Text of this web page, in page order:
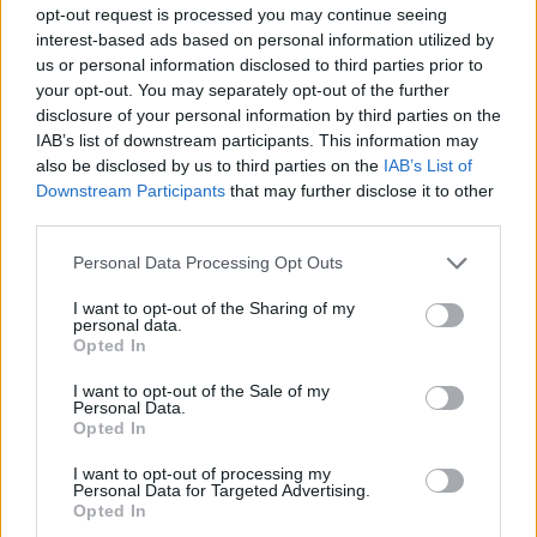
opt-out request is processed you may continue seeing
interest-based ads based on personal information utilized by
us or personal information disclosed to third parties prior to
your opt-out. You may separately opt-out of the further
disclosure of your personal information by third parties on the
IAB’s list of downstream participants. This information may
also be disclosed by us to third parties on the IAB’s List of
Downstream Participants that may further disclose it to other
Personal Data Processing Opt Outs
I want to opt-out of the Sharing of my
personal data.
Opted In
I want to opt-out of the Sale of my
Personal Data.
Opted In
I want to opt-out of processing my
Personal Data for Targeted Advertising.
Opted In
Kora šargarepe
Ako ljuštite šargarepu, znajte da odbacujete njen najbolji i
najzdraviji deo, jer je tu koncentrisana najveća količina
hranljivih materija. Ukoliko ipak nemate nameru da je
konzumirate, isecite je na krupno i rasporedite po
žardinjerama na terasi, u podnožju sobnih biljaka ili u vrtu.
biljaka.
Prilikom čišćenja crnog luka uvek bacamo ljusku, što je
velika šteta, jer ovaj papirasti omotač sadrži dosta kalijuma,
natrijuma, fosfora, kalcijuma, magnezijuma i cinka. Da
biste ih iskoristili na najbolji mogući način, ostavite ljuske